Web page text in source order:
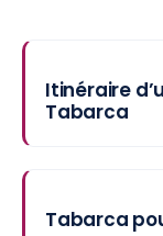
Itinéraire
Tabarca
Tabarca